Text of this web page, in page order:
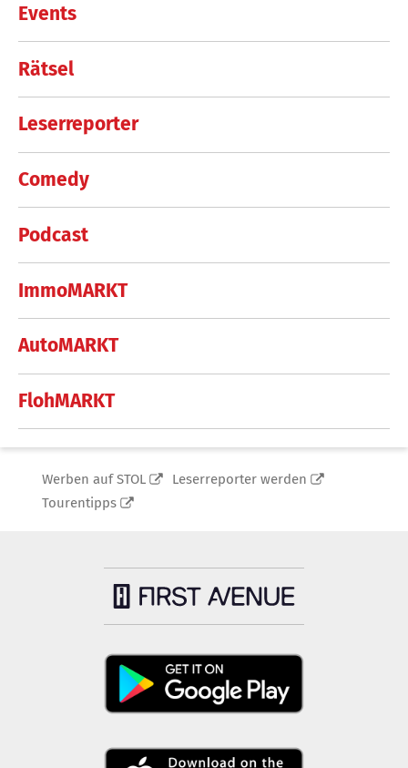
Events
Rätsel
Leserreporter
Comedy
Podcast
ImmoMARKT
AutoMARKT
FlohMARKT
Werben auf STOL
Leserreporter werden
Tourentipps